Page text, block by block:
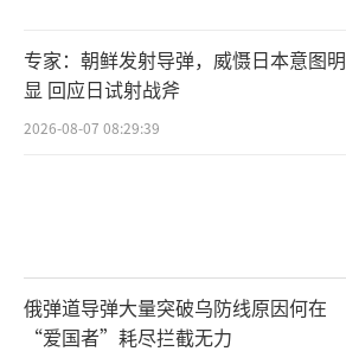
专家：朝鲜发射导弹，威慑日本意图明
显 回应日试射战斧
2026-08-07 08:29:39
俄弹道导弹大量突破乌防线原因何在
“爱国者”耗尽拦截无力